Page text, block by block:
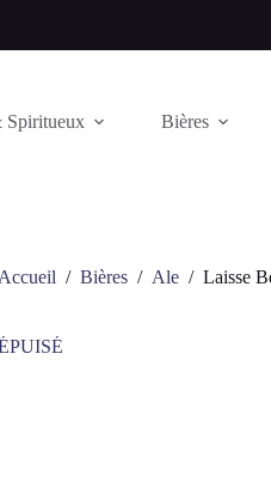
Spiritueux Bières
Accueil / Bières / Ale / Laisse